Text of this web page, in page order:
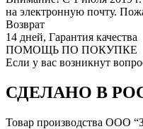
на электронную почту.
Возврат
14 дней, Гарантия качества
ПОМОЩЬ ПО ПОКУПКЕ
Если у вас возникнут
СДЕЛАНО В
Товар производства ООО